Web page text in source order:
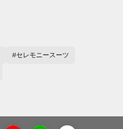
セレモニースーツ